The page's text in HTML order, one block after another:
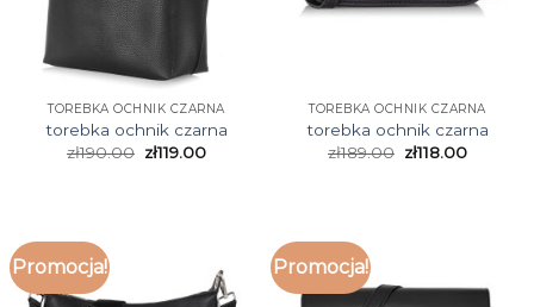
TOREBKA OCHNIK CZARNA
torebka ochnik czarna
zł190.00 zł119.00
TOREBKA OCHNIK CZARNA
torebka ochnik czarna
zł189.00 zł118.00
Promocja! Promocja!